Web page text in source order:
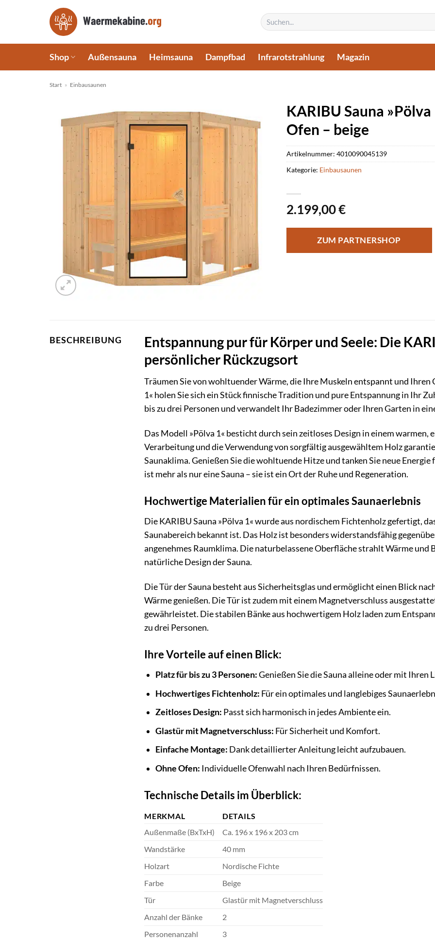
Suchen
nach:
Shop Außensauna Heimsauna Dampfbad Infrarotstrahlung Magazin
Start » Einbausaunen
KARIBU Sauna
Ofen – beige
2.199,00€
ZUM PARTNERSHOP
Artikelnummer: 4010090045139
Kategorie: Einbausaunen
BESCHREIBUNG
Entspannung pur für Körper und Seele: Die
persönlicher Rückzugsort
Träumen Sie von wohltuender Wärme, die Ihre Muskeln entspannt und
1« holen Sie sich ein Stück finnische Tradition und pure Entspannung in Ihr
bis zu drei Personen und verwandelt Ihr Badezimmer oder Ihren Garten in
Das Modell »Pölva 1« besticht durch sein zeitloses Design in einem warmen,
Verarbeitung und die Verwendung von sorgfältig ausgewähltem Holz
Saunaklima. Genießen Sie die wohltuende Hitze und tanken Sie neue Energie
ist mehr als nur eine Sauna – sie ist ein Ort der Ruhe und Regeneration.
Hochwertige Materialien für ein optimales Saunaerlebnis
Die KARIBU Sauna »Pölva 1« wurde aus nordischem Fichtenholz gefertigt,
Saunabereich bekannt ist. Das Holz ist besonders widerstandsfähig
angenehmes Raumklima. Die naturbelassene Oberfläche strahlt Wärme und
natürliche Design der Sauna.
Die Tür der Sauna besteht aus Sicherheitsglas und ermöglicht einen Blick
Wärme genießen. Die Tür ist zudem mit einem Magnetverschluss
gewährleistet. Die stabilen Bänke aus hochwertigem Holz laden zum
zu drei Personen.
Ihre Vorteile auf einen Blick:
Platz für bis zu 3 Personen:Genießen Sie die Sauna alleine oder mit Ihren
Hochwertiges Fichtenholz: Für ein optimales und langlebiges
Zeitloses Design: Passt sich harmonisch in jedes Ambiente ein.
Glastür mit Magnetverschluss: Für Sicherheit und Komfort.
Einfache Montage: Dank detaillierter Anleitung leicht aufzubauen.
Ohne Ofen: Individuelle Ofenwahl nach Ihren Bedürfnissen.
Technische Details im Überblick:
MERKMAL
DETAILS
Außenmaße (BxTxH)
Ca. 196 x 196 x 203 cm
Wandstärke
40 mm
Holzart
Nordische Fichte
Farbe
Beige
Tür
Glastür mit Magnetverschluss
Anzahl der Bänke
2
Personenanzahl
3